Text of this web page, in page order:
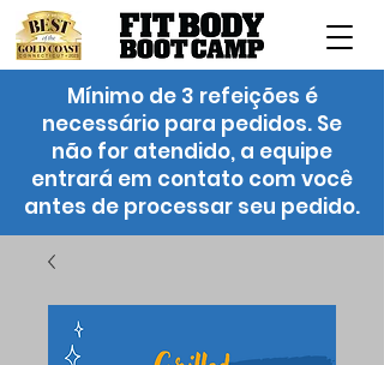
Mínimo de 3 refeições é
necessário para pedidos. Se
não for atendido, a equipe
entrará em contato com você
antes de processar seu pedido.